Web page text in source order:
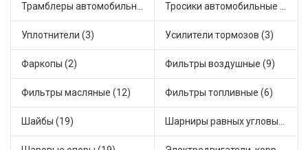
Трамблеры автомобильные (31) Тросики автомобильные (16)
Уплотнители (3) Усилители тормозов (3)
Фаркопы (2) Фильтры воздушные (9)
Фильтры масляные (12) Фильтры топливные (6)
Шайбы (19) Шарниры равных угловых скоростей, приводные валы (1)